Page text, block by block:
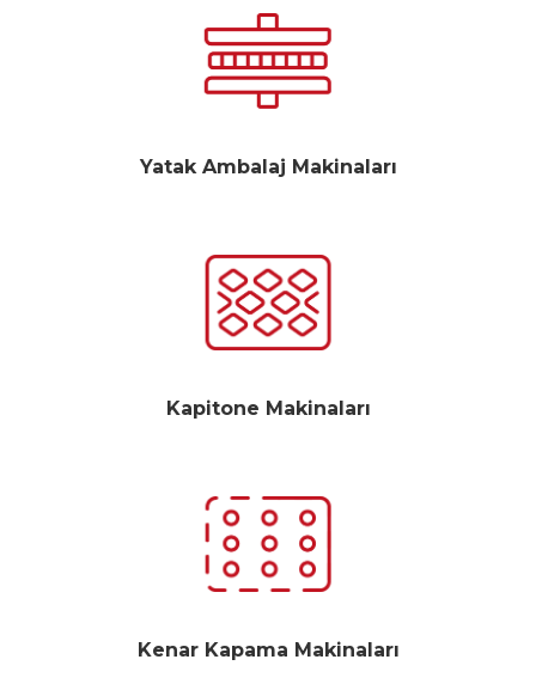
Yatak Ambalaj Makinaları
Kapitone Makinaları
Kenar Kapama Makinaları